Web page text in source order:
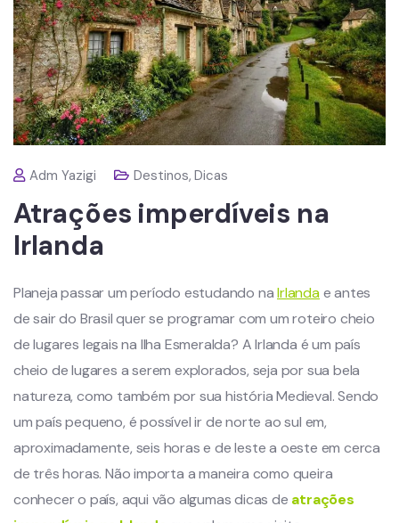
Adm Yazigi Destinos,Dicas
Atrações imperdíveis na
Irlanda
Planeja passar um período estudando naIrlandae antes
de sair do Brasil quer se programar com um roteiro cheio
de lugares legais na Ilha Esmeralda? A Irlanda é um país
cheio de lugares a serem explorados, seja por sua bela
natureza, como também por sua história Medieval. Sendo
um país pequeno, é possível ir de norte ao sul em,
aproximadamente, seis horas e de leste a oeste em cerca
de três horas. Não importa a maneira como queira
conhecer o país, aqui vão algumas dicas de atrações